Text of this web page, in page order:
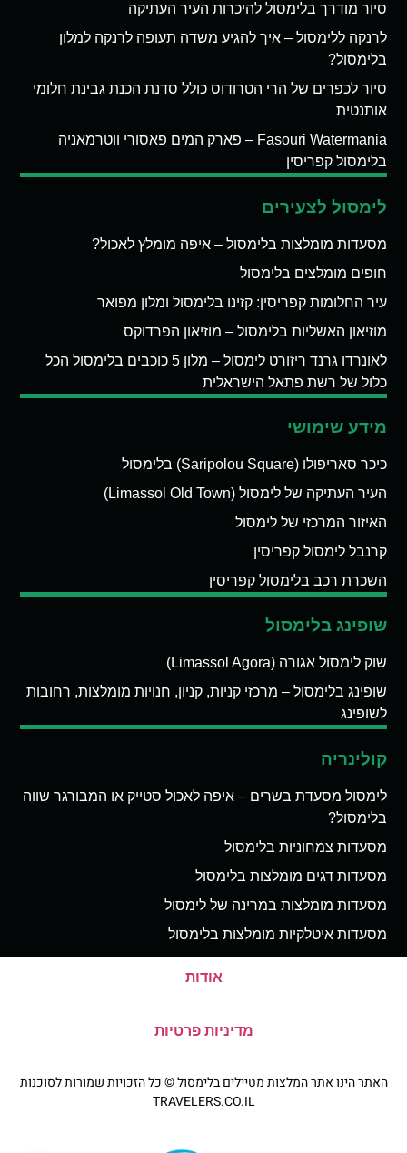
סיור מודרך בלימסול להיכרות העיר העתיקה
לרנקה ללימסול – איך להגיע משדה תעופה לרנקה למלון
בלימסול?
סיור לכפרים של הרי הטרודוס כולל סדנת הכנת גבינת חלומי
אותנטית
Fasouri Watermania – פארק המים פאסורי ווטרמאניה
בלימסול קפריסין
לימסול לצעירים
מסעדות מומלצות בלימסול – איפה מומלץ לאכול?
חופים מומלצים בלימסול
עיר החלומות קפריסין: קזינו בלימסול ומלון מפואר
מוזיאון האשליות בלימסול – מוזיאון הפרדוקס
לאונרדו גרנד ריזורט לימסול – מלון 5 כוכבים בלימסול הכל
כלול של רשת פתאל הישראלית
מידע שימושי
כיכר סאריפולו (Saripolou Square) בלימסול
העיר העתיקה של לימסול (Limassol Old Town)
האיזור המרכזי של לימסול
קרנבל לימסול קפריסין
השכרת רכב בלימסול קפריסין
שופינג בלימסול
שוק לימסול אגורה (Limassol Agora)
שופינג בלימסול – מרכזי קניות, קניון, חנויות מומלצות, רחובות
לשופינג
קולינריה
לימסול מסעדת בשרים – איפה לאכול סטייק או המבורגר שווה
בלימסול?
מסעדות צמחוניות בלימסול
מסעדות דגים מומלצות בלימסול
מסעדות מומלצות במרינה של לימסול
מסעדות איטלקיות מומלצות בלימסול
אודות
מדיניות פרטיות
האתר הינו אתר המלצות מטיילים בלימסול © כל הזכויות שמורות לסוכנות
TRAVELERS.CO.IL